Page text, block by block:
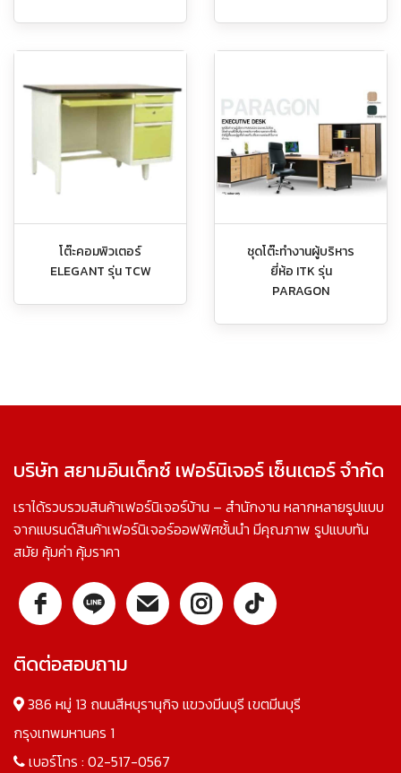
โต๊ะคอมพิวเตอร์
ELEGANT รุ่น TCW
ชุดโต๊ะทำงานผู้บริหาร
ยี่ห้อ ITK รุ่น
PARAGON
บริษัท สยามอินเด็กซ์ เฟอร์นิเจอร์ เซ็นเตอร์ จำกัด
เราได้รวบรวมสินค้าเฟอร์นิเจอร์บ้าน – สำนักงาน หลากหลายรูปแบบ
จากแบรนด์สินค้าเฟอร์นิเจอร์ออฟฟิศชั้นนำ มีคุณภาพ รูปแบบทัน
สมัย คุ้มค่า คุ้มราคา
ติดต่อสอบถาม
386 หมู่ 13 ถนนสีหบุรานุกิจ แขวงมีนบุรี เขตมีนบุรี
กรุงเทพมหานคร 1
เบอร์โทร : 02-517-0567